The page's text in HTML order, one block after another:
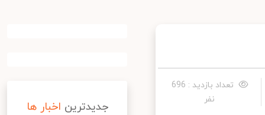
تعداد بازدید : 696
نفر
جدیدترین اخبار ها